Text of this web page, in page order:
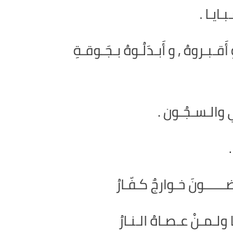
.
, و أَبـدَلُـوهُ بـجَـوقـةِ
والـسـجُـون .
خـوارجٌ كـفّـارُ
عـصـاهُ الـنـارُ